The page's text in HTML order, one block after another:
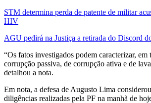
STM determina perda de patente de militar
HIV
AGU pedirá na Justiça a retirada do Discord
“Os fatos investigados podem caracterizar, em
corrupção passiva, de corrupção ativa e de
detalhou a nota.
Em nota, a defesa de Augusto Lima
diligências realizadas pela PF na manhã de